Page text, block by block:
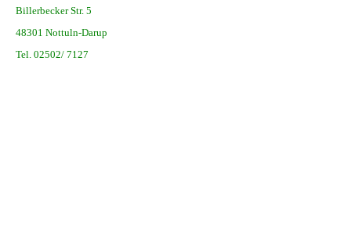
Billerbecker Str. 5
48301 Nottuln-Darup
Tel. 02502/ 7127